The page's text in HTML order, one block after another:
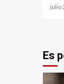
julio
Es